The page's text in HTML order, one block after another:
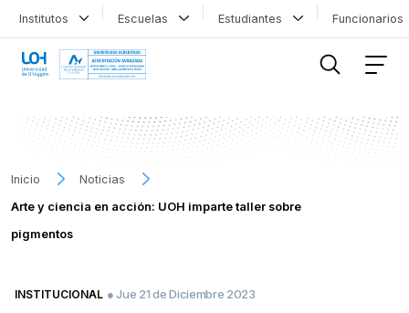
Institutos Escuelas Estudiantes
Inicio
Noticias
Arte y ciencia en acción: UOH imparte taller sobre
pigmentos
INSTITUCIONAL ● Jue 21 de Diciembre 2023